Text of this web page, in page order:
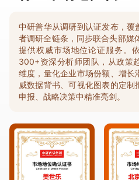
中研普华从调研到认证发布，
者调研全链条，同步联合头部
提供权威市场地位论证服务。
300+资深分析师团队，从政策
维度，量化企业市场份额、增长
威数据背书、可视化图表的定
申报、战略决策中精准亮剑。